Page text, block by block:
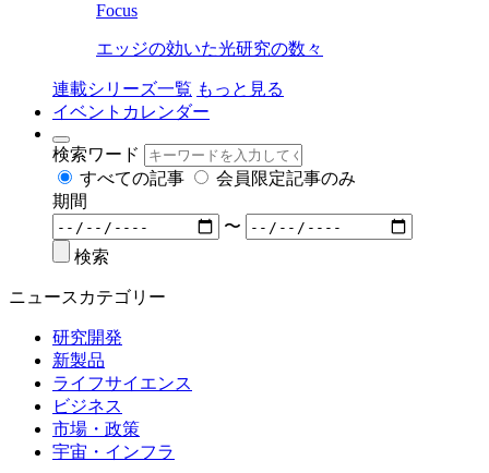
Focus
エッジの効いた光研究の数々
連載シリーズ一覧 もっと見る
イベントカレンダー
検索ワード
すべての記事
会員限定記事のみ
期間
〜
検索
ニュースカテゴリー
研究開発
新製品
ライフサイエンス
ビジネス
市場・政策
宇宙・インフラ